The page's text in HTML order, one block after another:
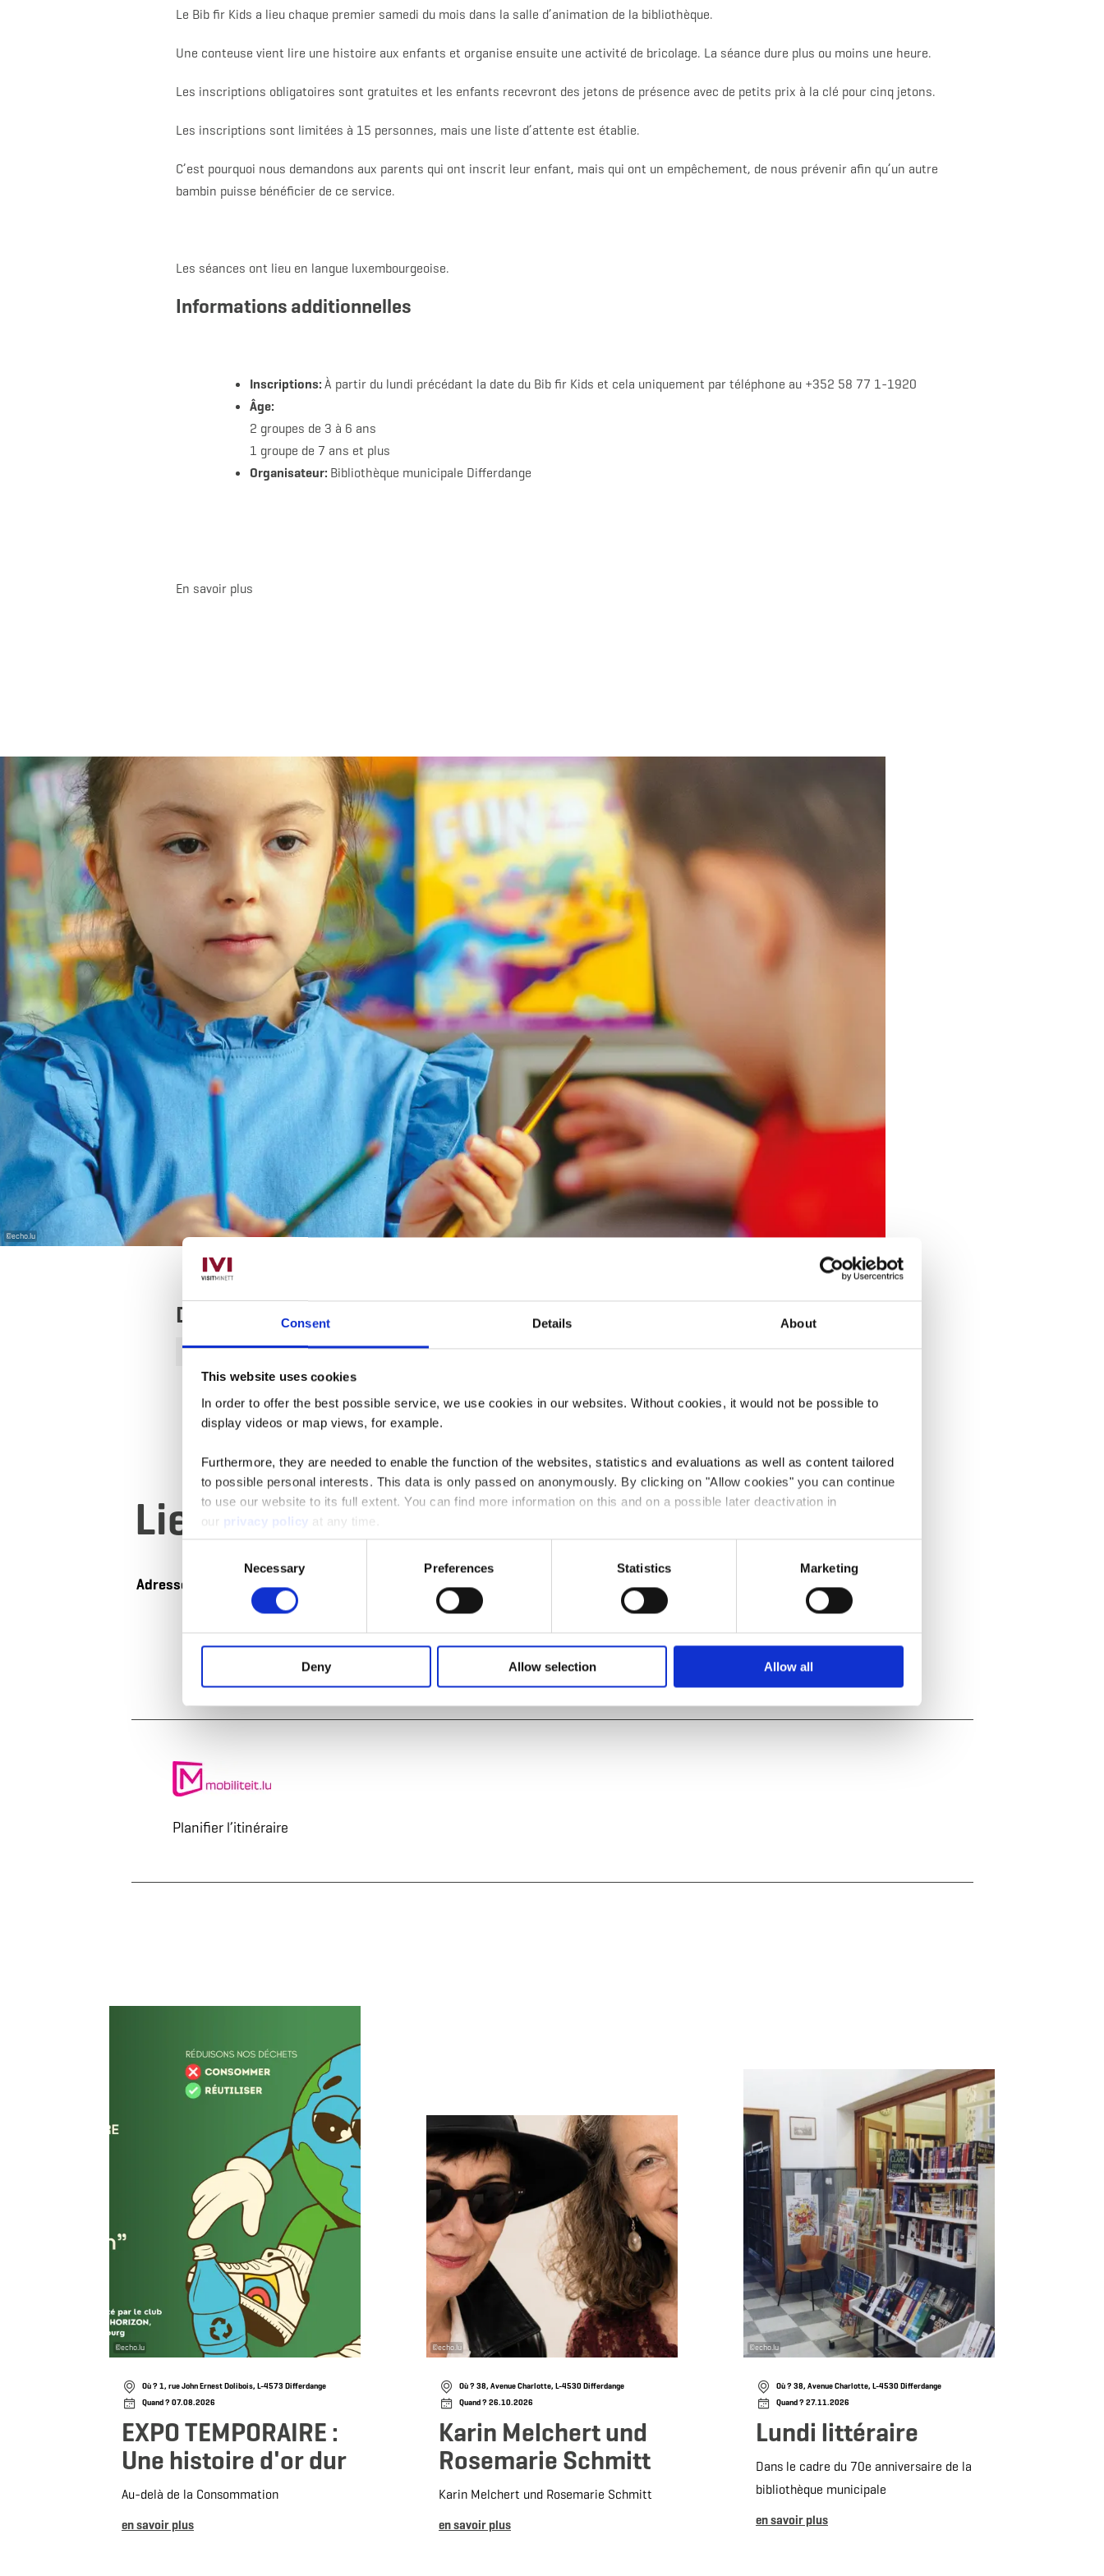
Consent Details About
This website uses cookies
In order to offer the best possible service, we use cookies in our websites. Without cookies, it would not be possible to
display videos or map views, for example.
Furthermore, they are needed to enable the function of the websites, statistics and evaluations as well as content tailored
to possible personal interests. This data is only passed on anonymously. By clicking on "Allow cookies" you can continue
to use our website to its full extent. You can find more information on this and on a possible later deactivation in
our privacy policy at any time.
Necessary Preferences Statistics Marketing
Deny Allow selection Allow all
Le Bib fir Kids a lieu chaque premier samedi du mois dans la salle d’animation de la bibliothèque.
Une conteuse vient lire une histoire aux enfants et organise ensuite une activité de bricolage. La séance dure plus ou moins une heure.
Les inscriptions obligatoires sont gratuites et les enfants recevront des jetons de présence avec de petits prix à la clé pour cinq jetons.
Les inscriptions sont limitées à 15 personnes, mais une liste d’attente est établie.
C’est pourquoi nous demandons aux parents qui ont inscrit leur enfant, mais qui ont un empêchement, de nous prévenir afin qu’un autre
bambin puisse bénéficier de ce service.
Les séances ont lieu en langue luxembourgeoise.
Informations additionnelles
Inscriptions:À partir du lundi précédant la date du Bib fir Kids et cela uniquement par téléphone au +352 58 77 1-1920
Âge:
2 groupes de 3 à 6 ans
1 groupe de 7 ans et plus
Organisateur: Bibliothèque municipale Differdange
En savoir plus
©echo.lu
Dates des prochains événements
Samedi 05.12.2026 10:00 Samedi 05.12.2026 11:30 Samedi 05.12.2026 14:00
Lieu
Adresse:
Aalt Stadhaus
38, Avenue Charlotte
L-4530 Differdange
Afficher sur la carte
00352587711900
Planifier l’itinéraire
©echo.lu
Où ? 1, rue John Ernest Dolibois, L-4573 Differdange
Quand ? 07.08.2026
EXPO TEMPORAIRE :
Une histoire d'or dur
Au-delà de la Consommation
en savoir plus
©echo.lu
Où ? 38, Avenue Charlotte, L-4530 Differdange
Quand ? 26.10.2026
Karin Melchert und
Rosemarie Schmitt
Karin Melchert und Rosemarie Schmitt
en savoir plus
©echo.lu
Où ? 38, Avenue Charlotte, L-4530 Differdange
Quand ? 27.11.2026
Lundi littéraire
Dans le cadre du 70e anniversaire de la
bibliothèque municipale
en savoir plus